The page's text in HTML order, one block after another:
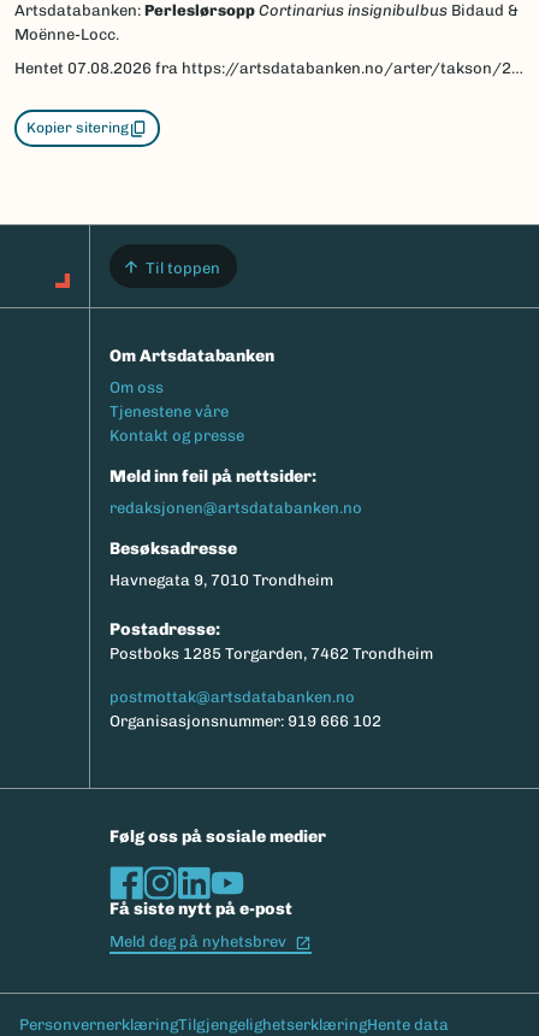
Artsdatabanken: Perleslørsopp Cortinarius insignibulbus Bidaud &
Moënne-Locc.
Hentet 07.08.2026 fra https://artsdatabanken.no/arter/takson/225028
Kopier sitering
Til toppen
Om Artsdatabanken
Footermeny
Om oss
Tjenestene våre
Kontakt og presse
Meld inn feil på nettsider:
redaksjonen@artsdatabanken.no
Besøksadresse
Havnegata 9, 7010 Trondheim
Postadresse:
Postboks 1285 Torgarden, 7462 Trondheim
postmottak@artsdatabanken.no
Organisasjonsnummer: 919 666 102
Følg oss på sosiale medier
Få siste nytt på e-post
Meld deg på nyhetsbrev
Bunntekst
PersonvernerklæringTilgjengelighetserklæringHente data